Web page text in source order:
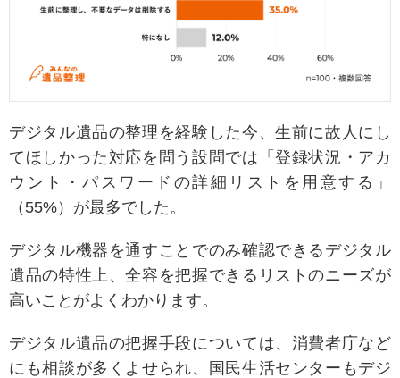
デジタル遺品の整理を経験した今、生前に故人にし
てほしかった対応を問う設問では「登録状況・アカ
ウント・パスワードの詳細リストを用意する」
（55%）が最多でした。
デジタル機器を通すことでのみ確認できるデジタル
遺品の特性上、全容を把握できるリストのニーズが
高いことがよくわかります。
デジタル遺品の把握手段については、消費者庁など
にも相談が多くよせられ、国民生活センターもデジ